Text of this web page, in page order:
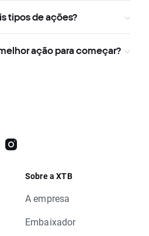
tipos de ações?
ação para começar?
Sobre a XTB
A empresa
Embaixador